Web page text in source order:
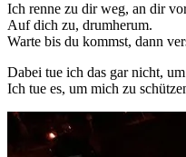
Ich renne zu dir weg, an dir
Auf dich zu, drumherum.
Warte bis du kommst, dann
Dabei tue ich das gar nicht,
Ich tue es, um mich zu